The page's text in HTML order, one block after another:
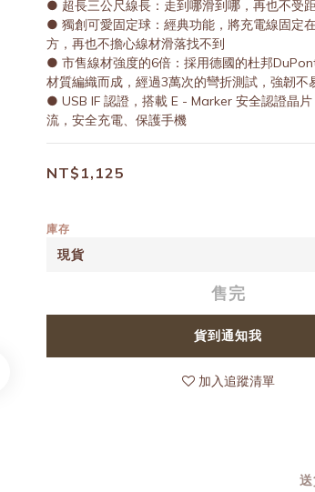
● 超長三公尺線長：走到哪滑到哪，再也不受
● 獨創可愛固定球：經典功能，將充電線固定
方，再也不擔心線材滑落找不到
● 市售線材強度的6倍：採用德國的杜邦
材質編織而成，經過3萬次的彎折測試，強韌不
● USB IF 認證，搭載 E - Marker 安全認證晶
流，安全充電、保護手機
NT$1,125
庫存
售完
貨到通知我
加入追蹤清單